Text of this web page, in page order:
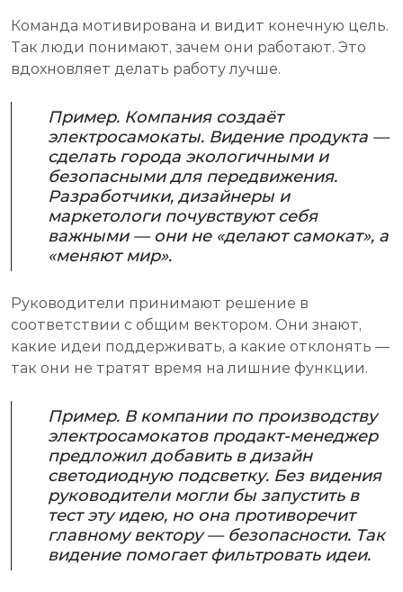
Команда мотивирована и видит конечную цель.
Так люди понимают, зачем они работают. Это
вдохновляет делать работу лучше.
Пример. Компания создаёт
электросамокаты. Видение продукта —
сделать города экологичными и
безопасными для передвижения.
Разработчики, дизайнеры и
маркетологи почувствуют себя
важными — они не «делают самокат», а
«меняют мир».
Руководители принимают решение в
соответствии с общим вектором. Они знают,
какие идеи поддерживать, а какие отклонять —
так они не тратят время на лишние функции.
Пример. В компании по производству
электросамокатов продакт-менеджер
предложил добавить в дизайн
светодиодную подсветку. Без видения
руководители могли бы запустить в
тест эту идею, но она противоречит
главному вектору — безопасности. Так
видение помогает фильтровать идеи.